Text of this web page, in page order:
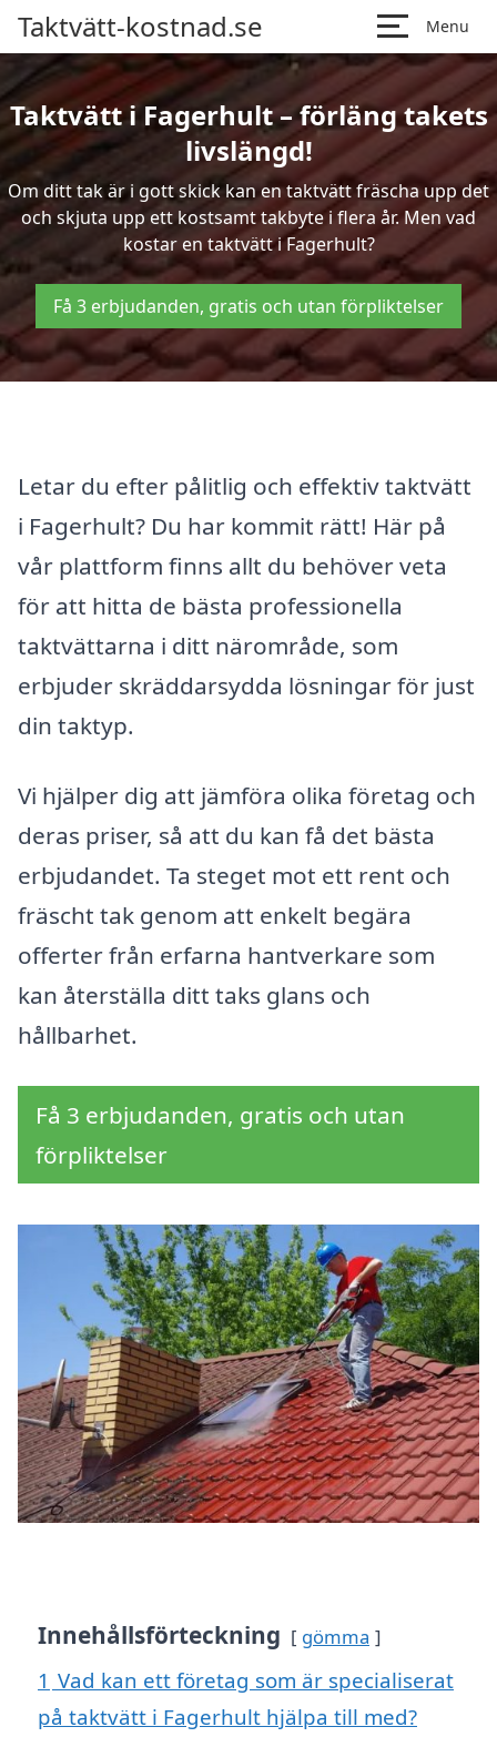
Taktvätt-kostnad.se Menu
Taktvätt i Fagerhult – förläng takets
livslängd!
Om ditt tak är i gott skick kan en taktvätt fräscha upp det
och skjuta upp ett kostsamt takbyte i flera år. Men vad
kostar en taktvätt i Fagerhult?
Få 3 erbjudanden, gratis och utan förpliktelser
Letar du efter pålitlig och effektiv taktvätt
i Fagerhult? Du har kommit rätt! Här på
vår plattform finns allt du behöver veta
för att hitta de bästa professionella
taktvättarna i ditt närområde, som
erbjuder skräddarsydda lösningar för just
din taktyp.
Vi hjälper dig att jämföra olika företag och
deras priser, så att du kan få det bästa
erbjudandet. Ta steget mot ett rent och
fräscht tak genom att enkelt begära
offerter från erfarna hantverkare som
kan återställa ditt taks glans och
hållbarhet.
Få 3 erbjudanden, gratis och utan
förpliktelser
Innehållsförteckning gömma
1 Vad kan ett företag som är specialiserat
på taktvätt i Fagerhult hjälpa till med?